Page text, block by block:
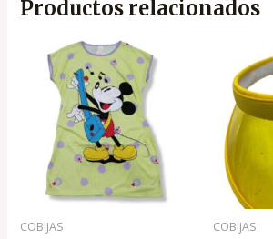
Productos relacionados
COBIJAS COBIJAS